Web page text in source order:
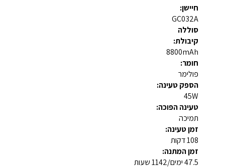
חיישן:
GC032A
סוללה
קיבולת:
8800mAh
חומר:
פולימר
הספק טעינה:
45W
טעינה הפוכה:
תמיכה
זמן טעינה:
108 דקות
זמן המתנה:
47.5 ימים/1142 שעות